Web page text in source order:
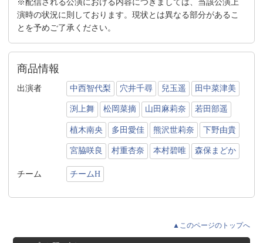
※配信される公演における内容につきましては、当該公演上
演時の状況に則しております。現状とは異なる部分があるこ
とを予めご了承ください。
商品情報
出演者 中西智代梨 穴井千尋 兒玉遥 田中菜津美
渕上舞 松岡菜摘 山田麻莉奈 若田部遥
植木南央 多田愛佳 熊沢世莉奈 下野由貴
宮脇咲良 村重杏奈 本村碧唯 森保まどか
チーム チームH
▲このページのトップへ